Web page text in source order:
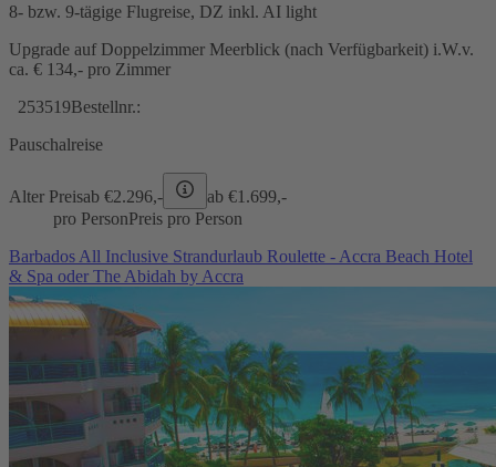
8- bzw. 9-tägige Flugreise, DZ inkl. AI light
Upgrade auf Doppelzimmer Meerblick (nach Verfügbarkeit) i.W.v.
ca. € 134,- pro Zimmer
253519Bestellnr.:
Pauschalreise
Alter Preisab €2.296,- ab €1.699,-
pro PersonPreis pro Person
Barbados All Inclusive Strandurlaub Roulette - Accra Beach Hotel
& Spa oder The Abidah by Accra